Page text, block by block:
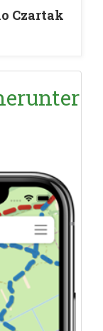
Czartak